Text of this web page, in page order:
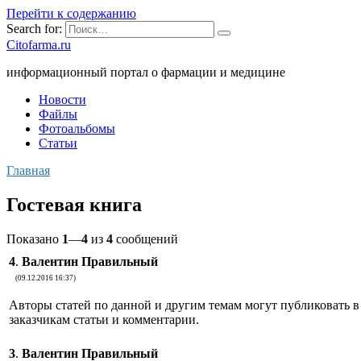
Перейти к содержанию
Search for:
Citofarma.ru
информационный портал о фармации и медицине
Новости
Файлы
Фотоальбомы
Статьи
Главная
Гостевая книга
Показано 1—4 из 4 сообщений
4. Валентин Правильный
(09.12.2016 16:37)
Авторы статей по данной и другим темам могут публиковать
заказчикам статьи и комментарии.
3. Валентин Правильный